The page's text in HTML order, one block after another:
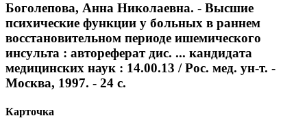
Боголепова, Анна Николаевна. - Высшие
психические функции у больных в раннем
восстановительном периоде ишемического
инсульта : автореферат дис. ... кандидата
медицинских наук : 14.00.13 / Рос. мед. ун-т. -
Москва, 1997. - 24 с.
Карточка